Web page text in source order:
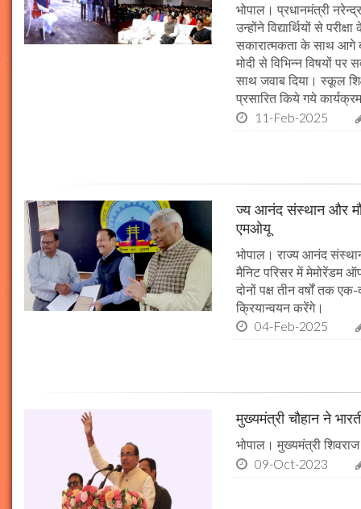
भोपाल। प्रधानमंत्री नरेन्द्र
उन्होंने विद्यार्थियों से
सकारात्मकता के साथ आगे
मोदी से विभिन्न विषयों
साथ जवाब दिया। स्कूल
प्रसारित किये गये
11-Feb-2025
ज्य आनंद संस्थान और
एमओयू
भोपाल। राज्य आनंद
मैनिट परिसर में मेमोरेंडम
दोनों पक्ष तीन वर्षों तक
क्रियान्वयन करेंगे।
04-Feb-2025
मुख्यमंत्री चौहान ने
भोपाल। मुख्यमंत्री
09-Oct-2023